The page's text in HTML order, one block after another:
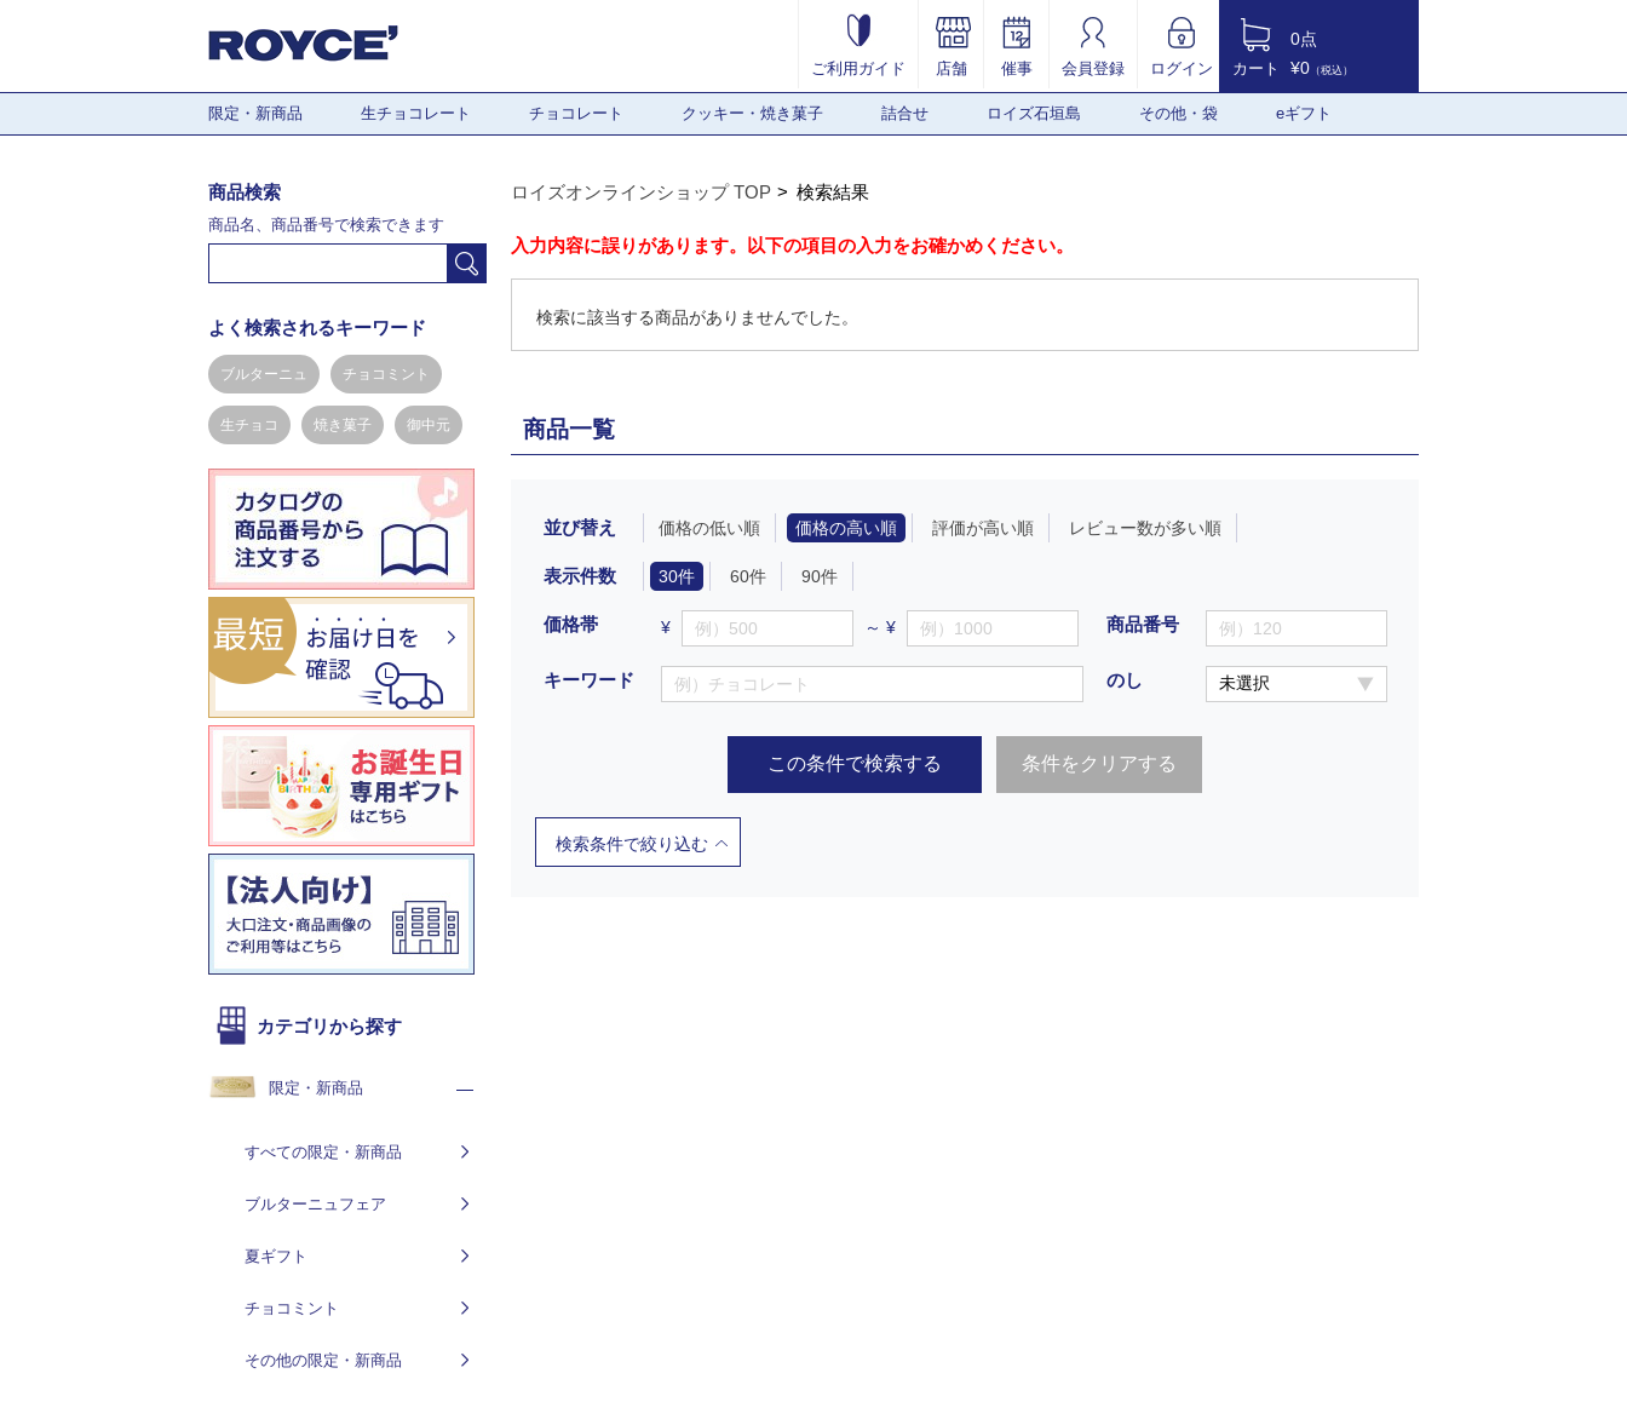
ご利用ガイド 店舗 催事 会員登録 ログイン カート
0点
¥0 （税込）
限定・新商品 生チョコレート チョコレート クッキー・焼き菓子 詰合せ ロイズ石垣島 その他・袋 eギフト
ロイズオンラインショップ TOP 検索結果
入力内容に誤りがあります。以下の項目の入力をお確かめください。
検索に該当する商品がありませんでした。
商品一覧
並び替え 価格の低い順 価格の高い順 評価が高い順 レビュー数が多い順
表示件数 30件 60件 90件
価格帯 ¥ ～ ¥
キーワード
商品番号
のし
この条件で検索する 条件をクリアする
検索条件で絞り込む
商品検索
商品名、商品番号で検索できます
よく検索されるキーワード
ブルターニュ チョコミント
生チョコ 焼き菓子 御中元
カテゴリから探す
限定・新商品
すべての限定・新商品
ブルターニュフェア
夏ギフト
チョコミント
その他の限定・新商品